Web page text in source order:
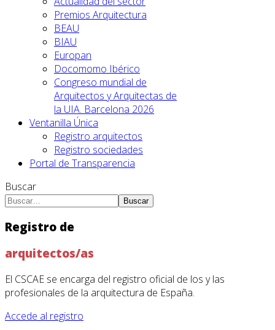
Premios Arquitectura
BEAU
BIAU
Europan
Docomomo Ibérico
Congreso mundial de
Arquitectos y Arquitectas de
la UIA. Barcelona 2026
Ventanilla Única
Registro arquitectos
Registro sociedades
Portal de Transparencia
Buscar
Buscar
Registro de
arquitectos/as
El CSCAE se encarga del registro oficial de los y las
profesionales de la arquitectura de España.
Accede al registro